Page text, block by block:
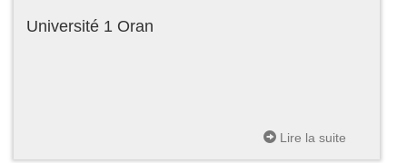
Université 1 Oran
Lire la suite